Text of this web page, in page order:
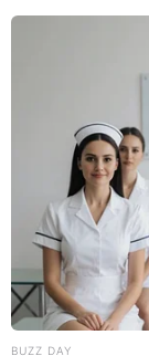
Leslie
quien
Lizbeth
Lizbeth
Leslie
00:28
Lizbeth